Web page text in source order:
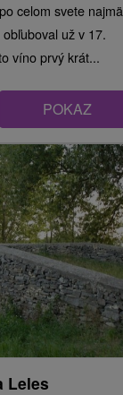
celom svete najmä
už v 17.
víno prvý krát...
POKAZ
Leles